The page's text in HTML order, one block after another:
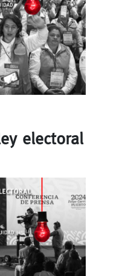
electoral